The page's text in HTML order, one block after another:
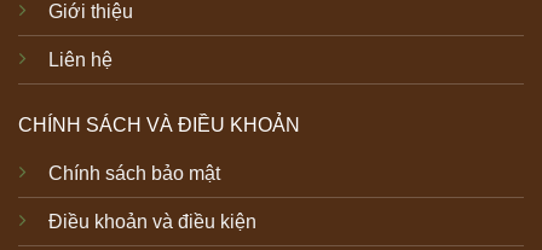
Giới thiệu
Liên hệ
CHÍNH SÁCH VÀ ĐIỀU KHOẢN
Chính sách bảo mật
Điều khoản và điều kiện